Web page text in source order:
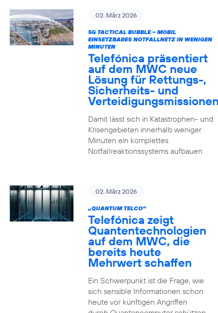
02. März 2026
5G TACTICAL BUBBLE – MOBIL
EINSETZBARES NOTFALLNETZ IN WENIGEN
MINUTEN
Telefónica präsentiert
auf dem MWC neue
Lösung für Rettungs-,
Sicherheits- und
Damit lässt sich in Katastrophen- und
Krisengebieten innerhalb weniger
Minuten ein komplettes
Notfallreaktionssystems aufbauen
02. März 2026
„QUANTUM TELCO“
Telefónica zeigt
Quanten­technologien
auf dem MWC, die
bereits heute
Mehrwert schaffen
Ein Schwerpunkt ist die Frage, wie
sich sensible Informationen schon
heute vor künftigen Angriffen